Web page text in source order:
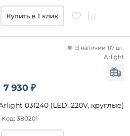
Купить в 1 клик
7 930 ₽
031240 (LED, 220V, круглые)
В наличии 117 шт.
Код: 380201
Arlight